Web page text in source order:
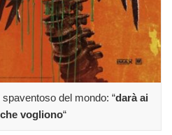
del mondo: “darà ai
vogliono“